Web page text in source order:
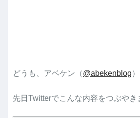
どうも、アベケン（@abekenblog
先日Twitterでこんな内容をつぶやき